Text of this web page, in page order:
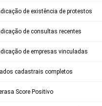
de existência de protestos
de consultas recentes
de empresas vinculadas
cadastrais completos
Score Positivo